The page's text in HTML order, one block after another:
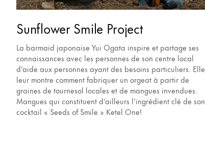
Sunflower Smile Project
La barmaid japonaise Yui Ogata inspire et partage ses
connaissances avec les personnes de son centre local
d’aide aux personnes ayant des besoins particuliers. Elle
leur montre comment fabriquer un orgeat à partir de
graines de tournesol locales et de mangues invendues.
Mangues qui constituent d’ailleurs l’ingrédient clé de son
cocktail « Seeds of Smile » Ketel One!